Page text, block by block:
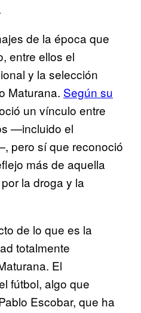
de la época que
entre ellos el
y la selección
Maturana. Según su
un vínculo entre
—incluido el
pero sí que reconoció
más de aquella
la droga y la
de lo que es la
totalmente
El
fútbol, algo que
Escobar, que ha